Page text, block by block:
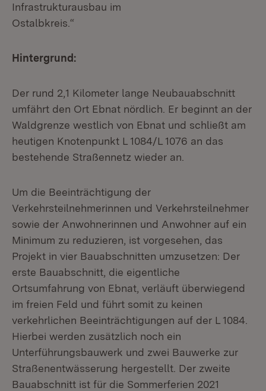
Infrastrukturausbau im
Ostalbkreis.“
Hintergrund:
Der rund 2,1 Kilometer lange Neubauabschnitt
umfährt den Ort Ebnat nördlich. Er beginnt an der
Waldgrenze westlich von Ebnat und schließt am
heutigen Knotenpunkt L 1084/L 1076 an das
bestehende Straßennetz wieder an.
Um die Beeinträchtigung der
Verkehrsteilnehmerinnen und Verkehrsteilnehmer
sowie der Anwohnerinnen und Anwohner auf ein
Minimum zu reduzieren, ist vorgesehen, das
Projekt in vier Bauabschnitten umzusetzen: Der
erste Bauabschnitt, die eigentliche
Ortsumfahrung von Ebnat, verläuft überwiegend
im freien Feld und führt somit zu keinen
verkehrlichen Beeinträchtigungen auf der L 1084.
Hierbei werden zusätzlich noch ein
Unterführungsbauwerk und zwei Bauwerke zur
Straßenentwässerung hergestellt. Der zweite
Bauabschnitt ist für die Sommerferien 2021